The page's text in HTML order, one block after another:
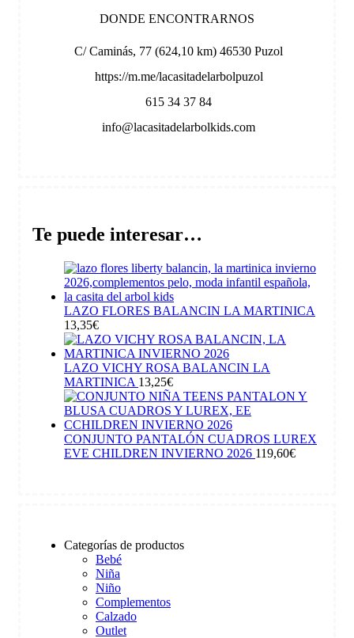
DONDE ENCONTRARNOS
C/ Caminás, 77 (624,10 km) 46530 Puzol
https://m.me/lacasitadelarbolpuzol
615 34 37 84
info@lacasitadelarbolkids.com
Te puede interesar…
LAZO FLORES BALANCIN LA MARTINICA
13,35€
LAZO VICHY ROSA BALANCIN LA
MARTINICA 13,25€
CONJUNTO PANTALÓN CUADROS LUREX
EVE CHILDREN INVIERNO 2026 119,60€
Categorías de productos
Bebé
Niña
Niño
Complementos
Calzado
Outlet